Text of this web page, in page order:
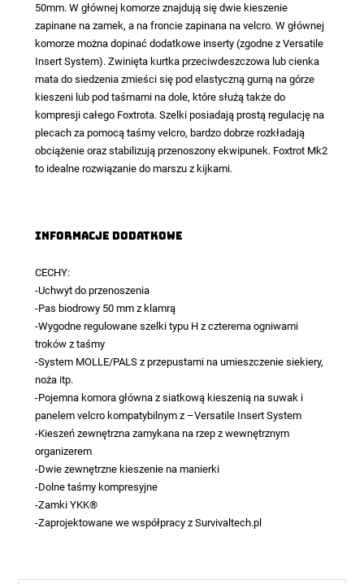
50mm. W głównej komorze znajdują się dwie kieszenie
zapinane na zamek, a na froncie zapinana na velcro. W głównej
komorze można dopinać dodatkowe inserty (zgodne z Versatile
Insert System). Zwinięta kurtka przeciwdeszczowa lub cienka
mata do siedzenia zmieści się pod elastyczną gumą na górze
kieszeni lub pod taśmami na dole, które służą także do
kompresji całego Foxtrota. Szelki posiadają prostą regulację na
plecach za pomocą taśmy velcro, bardzo dobrze rozkładają
obciążenie oraz stabilizują przenoszony ekwipunek. Foxtrot Mk2
to idealne rozwiązanie do marszu z kijkami.
Informacje dodatkowe
CECHY:
-Uchwyt do przenoszenia
-Pas biodrowy 50 mm z klamrą
-Wygodne regulowane szelki typu H z czterema ogniwami
troków z taśmy
-System MOLLE/PALS z przepustami na umieszczenie siekiery,
noża itp.
-Pojemna komora główna z siatkową kieszenią na suwak i
panelem velcro kompatybilnym z –Versatile Insert System
-Kieszeń zewnętrzna zamykana na rzep z wewnętrznym
organizerem
-Dwie zewnętrzne kieszenie na manierki
-Dolne taśmy kompresyjne
-Zamki YKK®
-Zaprojektowane we współpracy z Survivaltech.pl